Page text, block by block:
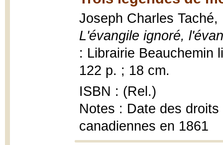
Joseph Charles Taché,
L'évangile ignoré,
: Librairie Beauchemin
122 p. ; 18 cm.
ISBN : (Rel.)
Notes : Date des
canadiennes en 1861